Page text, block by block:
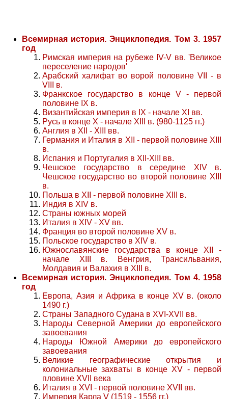
Всемирная история. Энциклопедия. Том 3. 1957
год
Римская империя на рубеже IV-V вв. 'Великое
переселение народов'
Арабский халифат во ворой половине VII - в
VIII в.
Франкское государство в конце V - первой
половине IX в.
Византийская империя в IX - начале XI вв.
Русь в конце Х - начале XIII в. (980-1125 гг.)
Англия в XII - XIII вв.
Германия и Италия в XII - первой половине XIII
в.
Испания и Португалия в XII-XIII вв.
Чешское государство в середине XIV в.
Чешское государство во второй половине XIII
в.
Польша в XII - первой половине XIII в.
Индия в XIV в.
Страны южных морей
Италия в XIV - XV вв.
Франция во второй половине XV в.
Польское государство в XIV в.
Южнославянские государства в конце XII -
начале XIII в. Венгрия, Трансильвания,
Молдавия и Валахия в XIII в.
Всемирная история. Энциклопедия. Том 4. 1958
год
Европа, Азия и Африка в конце XV в. (около
1490 г.)
Страны Западного Судана в XVI-XVII вв.
Народы Северной Америки до европейского
завоевания
Народы Южной Америки до европейского
завоевания
Великие географические открытия и
колониальные захваты в конце XV - первой
пловине XVII века
Италия в XVI - первой половине XVII вв.
Империя Карла V (1519 - 1556 гг.)